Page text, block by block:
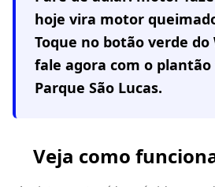
hoje vira motor
Toque no botão verde do
fale agora com o
Parque São Lucas.
Veja como